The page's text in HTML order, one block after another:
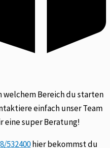
welchem Bereich du starten
einfach unser Team
eine super Beratung!
532400hier bekommst du